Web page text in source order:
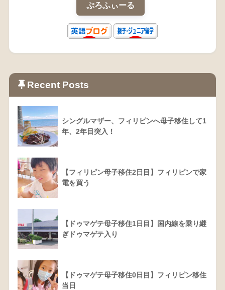
ぷろふぃーる
Recent Posts
シングルマザー、フィリピンへ母子移住して1
年、2年目突入！
【フィリピン母子移住2日目】フィリピンで家
電を買う
【ドゥマゲテ母子移住1日目】国内線を乗り継
ぎドゥマゲテ入り
【ドゥマゲテ母子移住0日目】フィリピン移住
当日